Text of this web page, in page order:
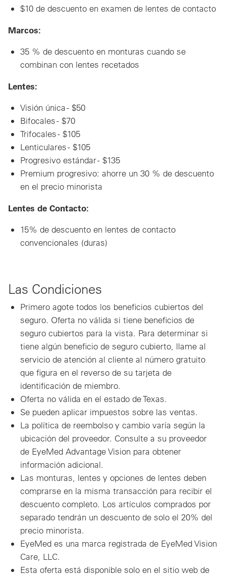
$10 de descuento en examen de lentes de contacto
Marcos:
35 % de descuento en monturas cuando se
combinan con lentes recetados
Lentes:
Visión única - $50
Bifocales - $70
Trifocales - $105
Lenticulares - $105
Progresivo estándar - $135
Premium progresivo: ahorre un 30 % de descuento
en el precio minorista
Lentes de Contacto:
15% de descuento en lentes de contacto
convencionales (duras)
Las Condiciones
Primero agote todos los beneficios cubiertos del
seguro. Oferta no válida si tiene beneficios de
seguro cubiertos para la vista. Para determinar si
tiene algún beneficio de seguro cubierto, llame al
servicio de atención al cliente al número gratuito
que figura en el reverso de su tarjeta de
identificación de miembro.
Oferta no válida en el estado de Texas.
Se pueden aplicar impuestos sobre las ventas.
La política de reembolso y cambio varía según la
ubicación del proveedor. Consulte a su proveedor
de EyeMed Advantage Vision para obtener
información adicional.
Las monturas, lentes y opciones de lentes deben
comprarse en la misma transacción para recibir el
descuento completo. Los artículos comprados por
separado tendrán un descuento de solo el 20% del
precio minorista.
EyeMed es una marca registrada de EyeMed Vision
Care, LLC.
Esta oferta está disponible solo en el sitio web de